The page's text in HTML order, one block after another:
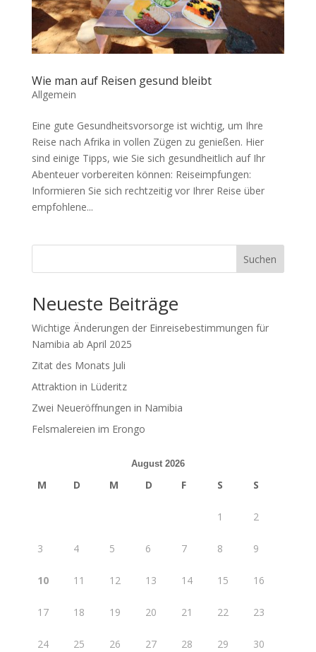
Wie man auf Reisen gesund bleibt
Allgemein
Eine gute Gesundheitsvorsorge ist wichtig, um Ihre
Reise nach Afrika in vollen Zügen zu genießen. Hier
sind einige Tipps, wie Sie sich gesundheitlich auf Ihr
Abenteuer vorbereiten können: Reiseimpfungen:
Informieren Sie sich rechtzeitig vor Ihrer Reise über
empfohlene...
Suchen
Neueste Beiträge
Wichtige Änderungen der Einreisebestimmungen für
Namibia ab April 2025
Zitat des Monats Juli
Attraktion in Lüderitz
Zwei Neueröffnungen in Namibia
Felsmalereien im Erongo
August 2026
M D M D F S S
1 2
3 4 5 6 7 8 9
10 11 12 13 14 15 16
17 18 19 20 21 22 23
24 25 26 27 28 29 30